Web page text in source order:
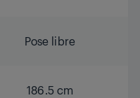
Pose libre
186.5 cm